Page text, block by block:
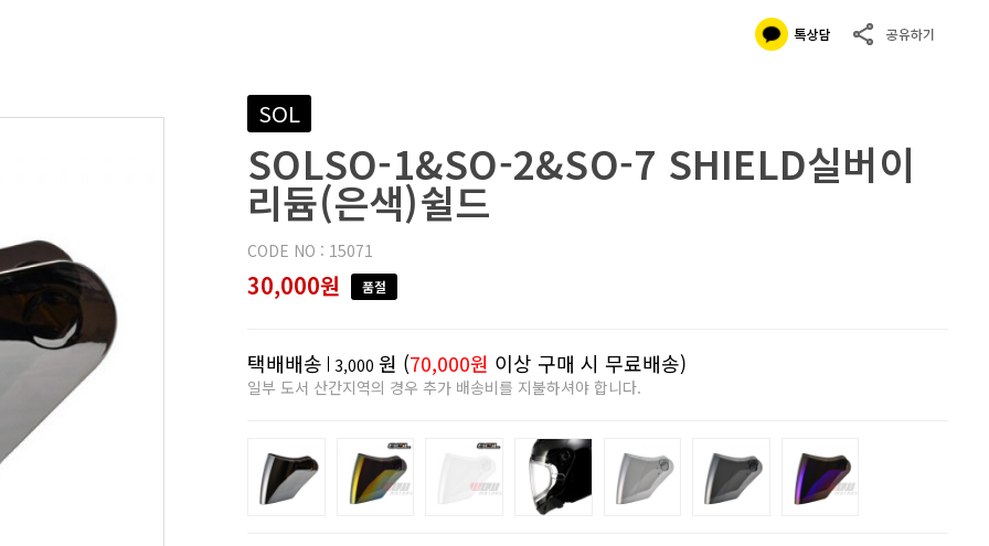
SOL
SOLSO-1&SO-2&SO-7 SHIELD실버이
리듐(은색)쉴드
CODE NO : 15071
30,000원 품절
택배배송 3,000 원 (70,000원 이상 구매 시 무료배송)
일부 도서 산간지역의 경우 추가 배송비를 지불하셔야 합니다.